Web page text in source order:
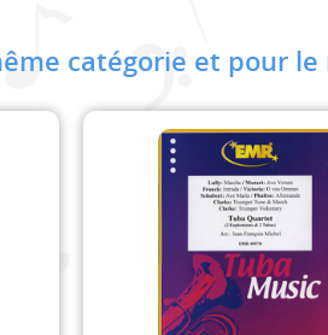
catégorie et pour